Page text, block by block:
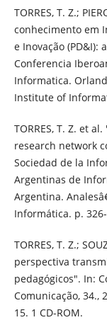
TORRES, T. Z.;
conhecimento em
e Inovação (PD&I):
Conferencia
Informatica.
Institute of
TORRES, T. Z. et
research network
Sociedad de la
Argentinas de
Argentina.
Informática. p.
TORRES, T. Z.;
perspectiva
pedagógicos". In:
Comunicação, 34.,
15. 1 CD-ROM.